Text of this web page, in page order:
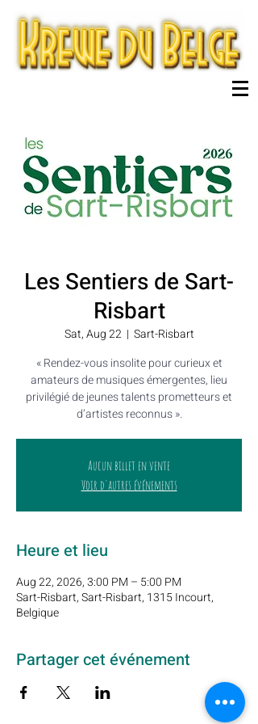
Les Sentiers de Sart-
Risbart
Sat, Aug 22
  |
Sart-Risbart
« Rendez-vous insolite pour curieux et
amateurs de musiques émergentes, lieu
privilégié de jeunes talents prometteurs et
d’artistes reconnus ».
Aucun billet en vente
Voir d'autres événements
Heure et lieu
Aug 22, 2026, 3:00 PM – 5:00 PM
Sart-Risbart, Sart-Risbart, 1315 Incourt,
Belgique
Partager cet événement